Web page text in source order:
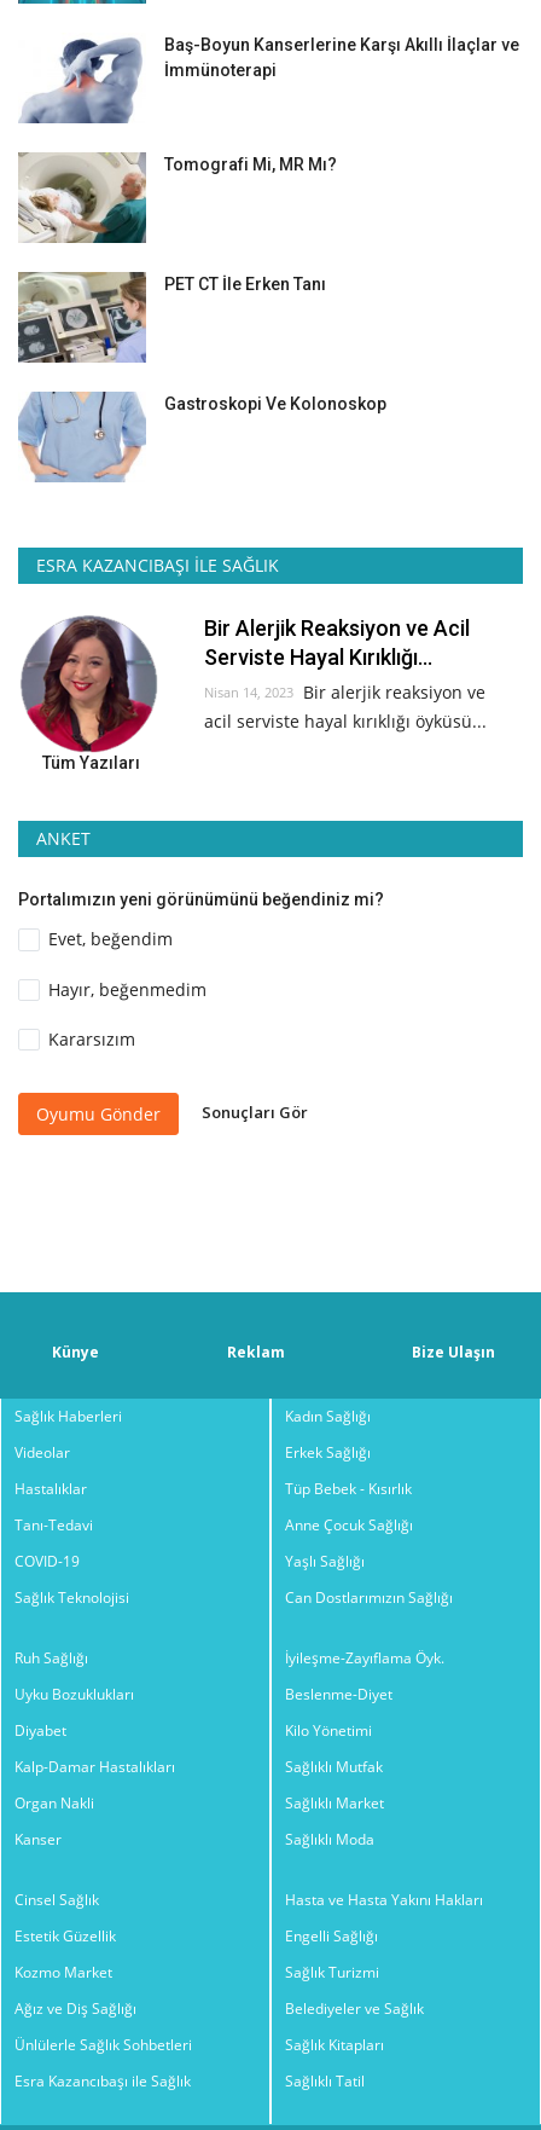
Baş-Boyun Kanserlerine Karşı Akıllı İlaçlar ve
İmmünoterapi
Tomografi Mi, MR Mı?
PET CT İle Erken Tanı
Gastroskopi Ve Kolonoskop
ESRA KAZANCIBAŞI İLE SAĞLIK
Bir Alerjik Reaksiyon ve Acil
Serviste Hayal Kırıklığı...
Nisan 14, 2023 Bir alerjik reaksiyon ve
acil serviste hayal kırıklığı öyküsü...
Tüm Yazıları
ANKET
Portalımızın yeni görünümünü beğendiniz mi?
Evet, beğendim
Hayır, beğenmedim
Kararsızım
Oyumu Gönder Sonuçları Gör
Künye Reklam Bize Ulaşın
Sağlık Haberleri
Videolar
Hastalıklar
Tanı-Tedavi
COVID-19
Sağlık Teknolojisi
Kadın Sağlığı
Erkek Sağlığı
Tüp Bebek - Kısırlık
Anne Çocuk Sağlığı
Yaşlı Sağlığı
Can Dostlarımızın Sağlığı
Ruh Sağlığı
Uyku Bozuklukları
Diyabet
Kalp-Damar Hastalıkları
Organ Nakli
Kanser
İyileşme-Zayıflama Öyk.
Beslenme-Diyet
Kilo Yönetimi
Sağlıklı Mutfak
Sağlıklı Market
Sağlıklı Moda
Cinsel Sağlık
Estetik Güzellik
Kozmo Market
Ağız ve Diş Sağlığı
Ünlülerle Sağlık Sohbetleri
Esra Kazancıbaşı ile Sağlık
Hasta ve Hasta Yakını Hakları
Engelli Sağlığı
Sağlık Turizmi
Belediyeler ve Sağlık
Sağlık Kitapları
Sağlıklı Tatil